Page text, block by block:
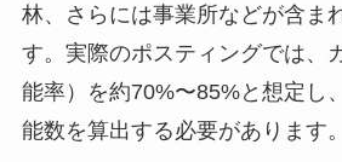
林、さらには事業所などが含ま
す。実際のポスティングでは、
能率）を約70%〜85%と想定し
能数を算出する必要があります。